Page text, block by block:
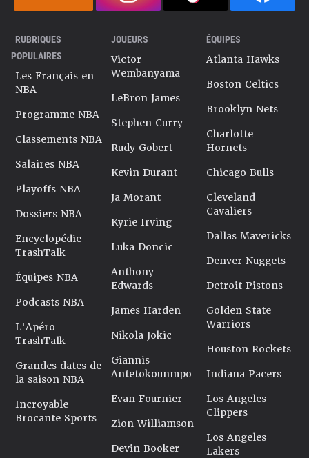
RUBRIQUES
POPULAIRES
Les Français en
NBA
Programme NBA
Classements NBA
Salaires NBA
Playoffs NBA
Dossiers NBA
Encyclopédie
TrashTalk
Équipes NBA
Podcasts NBA
L'Apéro
TrashTalk
Grandes dates de
la saison NBA
Incroyable
Brocante Sports
JOUEURS
Victor
Wembanyama
LeBron James
Stephen Curry
Rudy Gobert
Kevin Durant
Ja Morant
Kyrie Irving
Luka Doncic
Anthony
Edwards
James Harden
Nikola Jokic
Giannis
Antetokounmpo
Evan Fournier
Zion Williamson
Devin Booker
ÉQUIPES
Atlanta Hawks
Boston Celtics
Brooklyn Nets
Charlotte
Hornets
Chicago Bulls
Cleveland
Cavaliers
Dallas Mavericks
Denver Nuggets
Detroit Pistons
Golden State
Warriors
Houston Rockets
Indiana Pacers
Los Angeles
Clippers
Los Angeles
Lakers